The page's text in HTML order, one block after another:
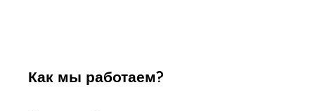
Как мы работаем?